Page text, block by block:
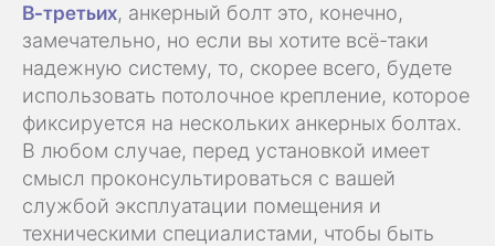
В-третьих, анкерный болт это, конечно,
замечательно, но если вы хотите всё-таки
надежную систему, то, скорее всего, будете
использовать потолочное крепление, которое
фиксируется на нескольких анкерных болтах.
В любом случае, перед установкой имеет
смысл проконсультироваться с вашей
службой эксплуатации помещения и
техническими специалистами, чтобы быть